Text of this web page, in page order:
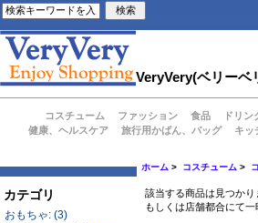
VeryVery(ベリーベ
コスチューム ファッション 食品 ドリン
健康、ヘルスケア
旅行用かばん、バッグ キッ
カテゴリ
おもちゃ: (3)
ホーム > コスチューム >
該当する商品は見つかり
もしくは店舗都合にて